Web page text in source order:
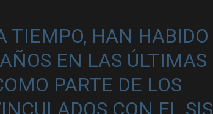
TIEMPO, HAN HABIDO
EN LAS ÚLTIMAS
PARTE DE LOS
CON EL